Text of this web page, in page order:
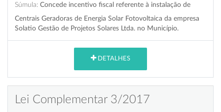
Súmula: Concede incentivo fiscal referente à instalação de
Centrais Geradoras de Energia Solar Fotovoltaica da empresa
Solatio Gestão de Projetos Solares Ltda. no Município.
DETALHES
Lei Complementar 3/2017